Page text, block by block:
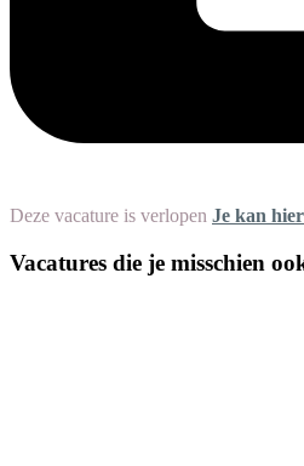
Deze vacature is verlopen Je kan
Vacatures die je misschien